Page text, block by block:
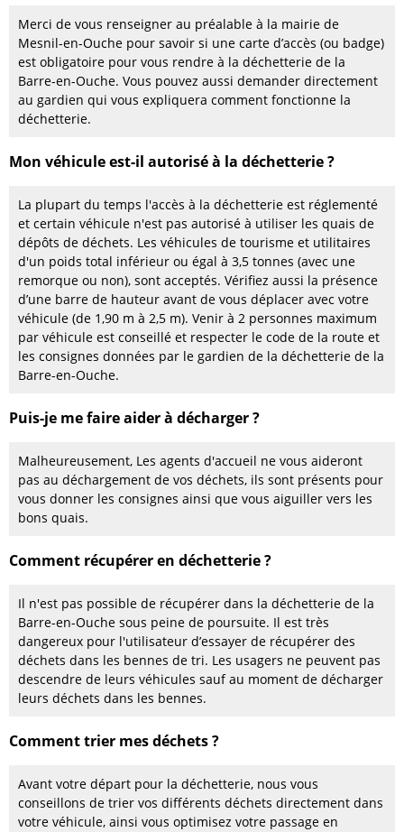
Merci de vous renseigner au préalable à la mairie de
Mesnil-en-Ouche pour savoir si une carte d’accès (ou badge)
est obligatoire pour vous rendre à la déchetterie de la
Barre-en-Ouche. Vous pouvez aussi demander directement
au gardien qui vous expliquera comment fonctionne la
déchetterie.
Mon véhicule est-il autorisé à la déchetterie ?
La plupart du temps l'accès à la déchetterie est réglementé
et certain véhicule n'est pas autorisé à utiliser les quais de
dépôts de déchets. Les véhicules de tourisme et utilitaires
d'un poids total inférieur ou égal à 3,5 tonnes (avec une
remorque ou non), sont acceptés. Vérifiez aussi la présence
d’une barre de hauteur avant de vous déplacer avec votre
véhicule (de 1,90 m à 2,5 m). Venir à 2 personnes maximum
par véhicule est conseillé et respecter le code de la route et
les consignes données par le gardien de la déchetterie de la
Barre-en-Ouche.
Puis-je me faire aider à décharger ?
Malheureusement, Les agents d'accueil ne vous aideront
pas au déchargement de vos déchets, ils sont présents pour
vous donner les consignes ainsi que vous aiguiller vers les
bons quais.
Comment récupérer en déchetterie ?
Il n'est pas possible de récupérer dans la déchetterie de la
Barre-en-Ouche sous peine de poursuite. Il est très
dangereux pour l'utilisateur d’essayer de récupérer des
déchets dans les bennes de tri. Les usagers ne peuvent pas
descendre de leurs véhicules sauf au moment de décharger
leurs déchets dans les bennes.
Comment trier mes déchets ?
Avant votre départ pour la déchetterie, nous vous
conseillons de trier vos différents déchets directement dans
votre véhicule, ainsi vous optimisez votre passage en